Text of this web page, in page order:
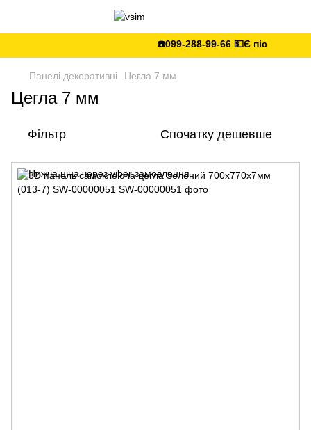
☎️099-288-99-66 💵Є післяплата
Панелі декоративні Цегла 7 мм
Цегла 7 мм
Фільтр Спочатку дешевше